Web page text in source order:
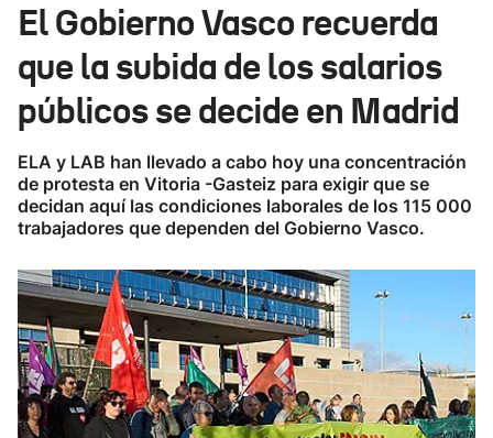
Ikusmiran
Eguraldia
El Gobierno Vasco recuerda
que la subida de los salarios
públicos se decide en Madrid
ELA y LAB han llevado a cabo hoy una concentración
de protesta en Vitoria -Gasteiz para exigir que se
decidan aquí las condiciones laborales de los 115 000
trabajadores que dependen del Gobierno Vasco.